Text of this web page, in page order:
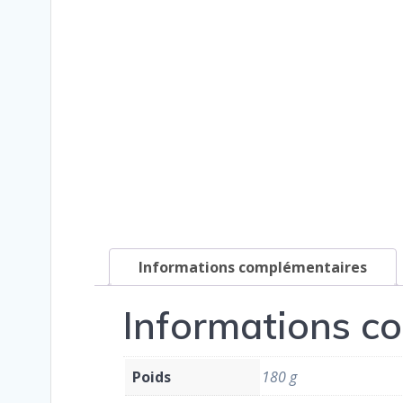
Informations complémentaires
Informations
Poids 180 g